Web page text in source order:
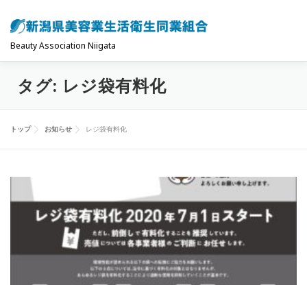
ン
Beauty Association Niigata
トップ 組合について
タグ: レジ袋有料化
トップ お知らせ レジ袋有料化